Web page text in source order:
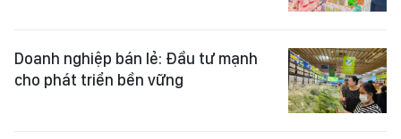
Doanh nghiệp bán lẻ: Đầu tư mạnh
cho phát triển bền vững